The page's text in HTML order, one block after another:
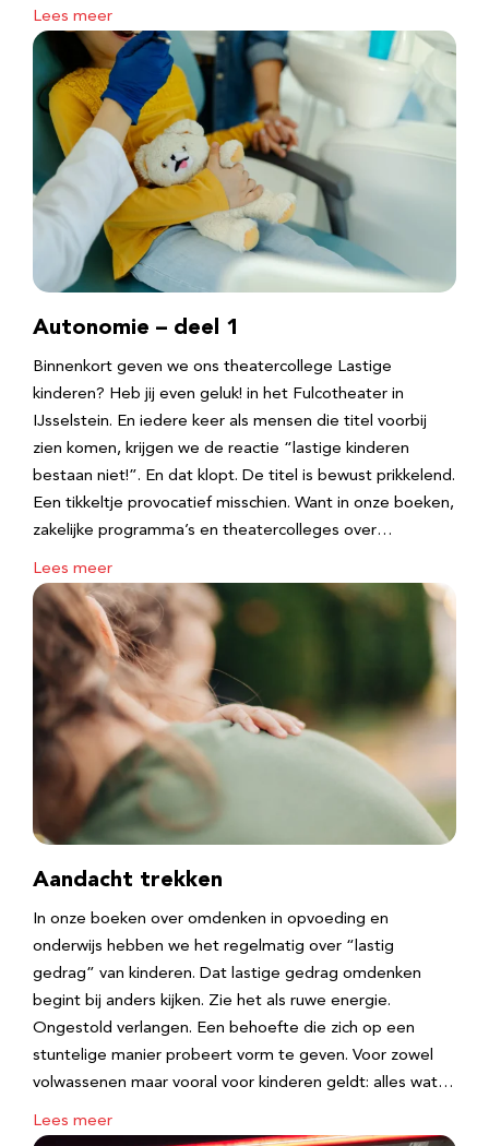
Lees meer
Autonomie – deel 1
Binnenkort geven we ons theatercollege Lastige
kinderen? Heb jij even geluk! in het Fulcotheater in
IJsselstein. En iedere keer als mensen die titel voorbij
zien komen, krijgen we de reactie “lastige kinderen
bestaan niet!”. En dat klopt. De titel is bewust prikkelend.
Een tikkeltje provocatief misschien. Want in onze boeken,
zakelijke programma’s en theatercolleges over…
Lees meer
Aandacht trekken
In onze boeken over omdenken in opvoeding en
onderwijs hebben we het regelmatig over “lastig
gedrag” van kinderen. Dat lastige gedrag omdenken
begint bij anders kijken. Zie het als ruwe energie.
Ongestold verlangen. Een behoefte die zich op een
stuntelige manier probeert vorm te geven. Voor zowel
volwassenen maar vooral voor kinderen geldt: alles wat…
Lees meer